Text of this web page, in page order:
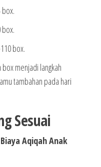
box.
menjadi langkah
tambahan pada hari
Sesuai
Biaya Aqiqah Anak